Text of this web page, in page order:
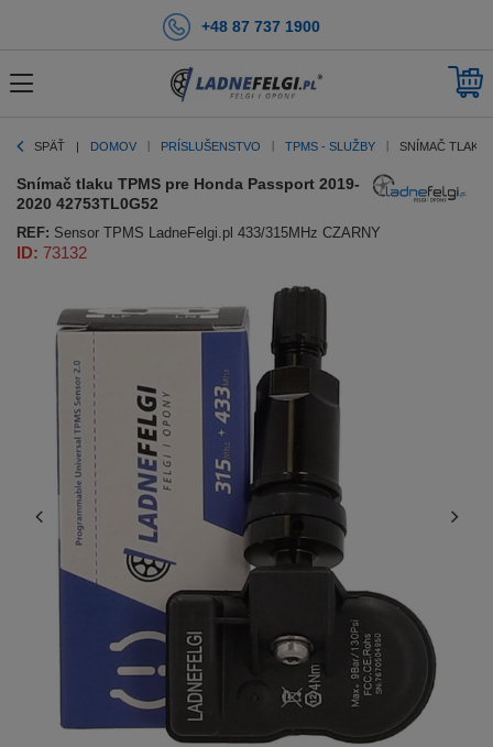
+48 87 737 1900
SPÄŤ DOMOV PRÍSLUŠENSTVO TPMS - SLUŽBY SNÍMAČ TLAKU
Snímač tlaku TPMS pre Honda Passport 2019-
2020 42753TL0G52
REF: Sensor TPMS LadneFelgi.pl 433/315MHz CZARNY
ID: 73132